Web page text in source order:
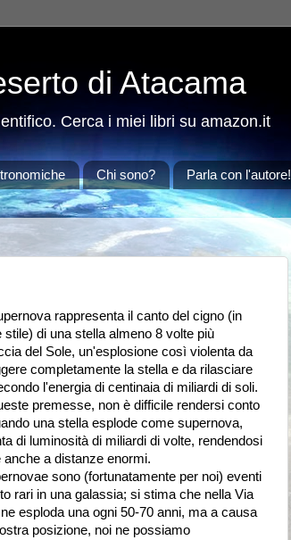
di Atacama
Cerca i miei libri su amazon.it
Chi sono?
Parla con l'autore!
rappresenta il canto del cigno (in
stile) di una stella almeno 8 volte più
del Sole, un'esplosione così violenta da
completamente la stella e da rilasciare
l'energia di centinaia di miliardi di soli.
premesse, non è difficile rendersi conto
una stella esplode come supernova,
di luminosità di miliardi di volte, rendendosi
anche a distanze enormi.
sono (fortunatamente per noi) eventi
rari in una galassia; si stima che nella Via
ne esploda una ogni 50-70 anni, ma a causa
posizione, noi ne possiamo